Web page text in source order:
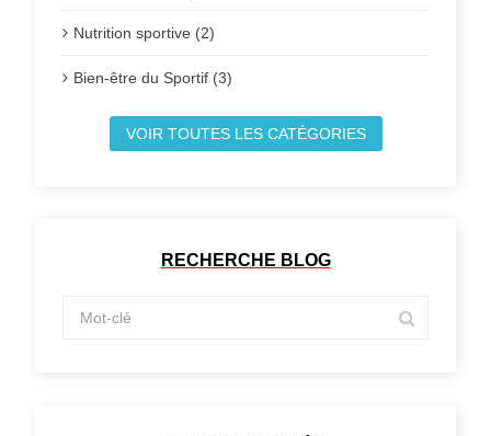
Nutrition sportive (2)
Bien-être du Sportif (3)
VOIR TOUTES LES CATÉGORIES
RECHERCHE BLOG